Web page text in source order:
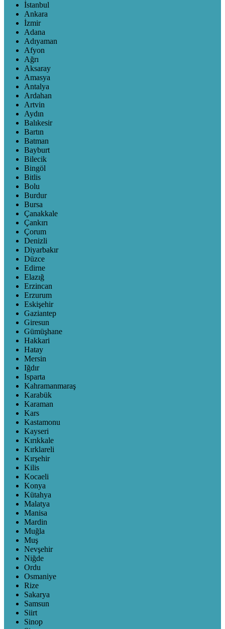
İstanbul
Ankara
İzmir
Adana
Adıyaman
Afyon
Ağrı
Aksaray
Amasya
Antalya
Ardahan
Artvin
Aydın
Balıkesir
Bartın
Batman
Bayburt
Bilecik
Bingöl
Bitlis
Bolu
Burdur
Bursa
Çanakkale
Çankırı
Çorum
Denizli
Diyarbakır
Düzce
Edirne
Elazığ
Erzincan
Erzurum
Eskişehir
Gaziantep
Giresun
Gümüşhane
Hakkari
Hatay
Mersin
Iğdır
Isparta
Kahramanmaraş
Karabük
Karaman
Kars
Kastamonu
Kayseri
Kırıkkale
Kırklareli
Kırşehir
Kilis
Kocaeli
Konya
Kütahya
Malatya
Manisa
Mardin
Muğla
Muş
Nevşehir
Niğde
Ordu
Osmaniye
Rize
Sakarya
Samsun
Siirt
Sinop